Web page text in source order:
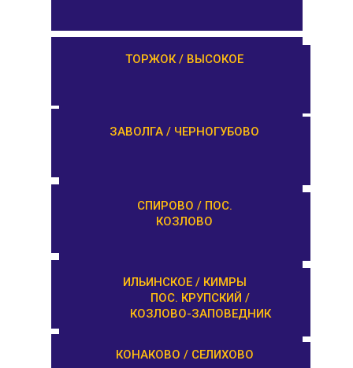
ЛИХОСЛАВЛЬ /
КАЛАШНИКОВО
ЕМЕЛЬЯНОВО / СТАРИЦА
ТУРГИНОВО /
ЗАПОВЕДНИК
КАШИН / КАЛЯЗИН
ОРША / КУШАЛИНО
ТОРЖОК / ВЫСОКОЕ
ЗАВОЛГА / ЧЕРНОГУБОВО
СПИРОВО / ПОС.
КОЗЛОВО
ИЛЬИНСКОЕ / КИМРЫ
КОНАКОВО / СЕЛИХОВО
ПОС. КРУПСКИЙ /
КОЗЛОВО-ЗАПОВЕДНИК